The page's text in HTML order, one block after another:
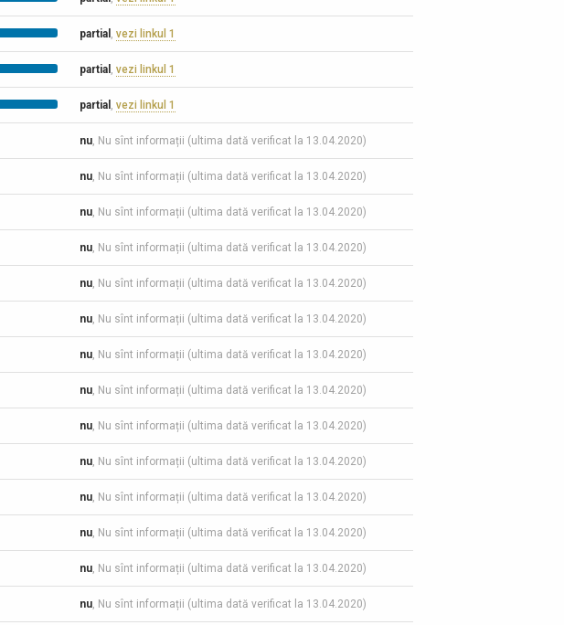
partial , vezi linkul 1
partial , vezi linkul 1
partial , vezi linkul 1
nu, Nu sînt informații (ultima dată verificat la 13.04.2020)
nu, Nu sînt informații (ultima dată verificat la 13.04.2020)
nu, Nu sînt informații (ultima dată verificat la 13.04.2020)
nu, Nu sînt informații (ultima dată verificat la 13.04.2020)
nu, Nu sînt informații (ultima dată verificat la 13.04.2020)
nu, Nu sînt informații (ultima dată verificat la 13.04.2020)
nu, Nu sînt informații (ultima dată verificat la 13.04.2020)
nu, Nu sînt informații (ultima dată verificat la 13.04.2020)
nu, Nu sînt informații (ultima dată verificat la 13.04.2020)
nu, Nu sînt informații (ultima dată verificat la 13.04.2020)
nu, Nu sînt informații (ultima dată verificat la 13.04.2020)
nu, Nu sînt informații (ultima dată verificat la 13.04.2020)
nu, Nu sînt informații (ultima dată verificat la 13.04.2020)
nu, Nu sînt informații (ultima dată verificat la 13.04.2020)